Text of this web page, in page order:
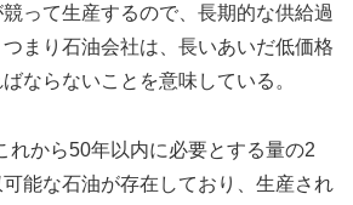
って生産するので、長期的な供給過
まり石油会社は、長いあいだ低価格
ならないことを意味している。
れから50年以内に必要とする量の2
能な石油が存在しており、生産され